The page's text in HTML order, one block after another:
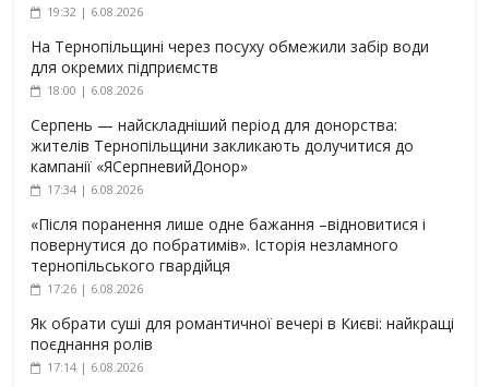
19:32 | 6.08.2026
На Тернопільщині через посуху обмежили забір води
для окремих підприємств
18:00 | 6.08.2026
Серпень — найскладніший період для донорства:
жителів Тернопільщини закликають долучитися до
кампанії «ЯСерпневийДонор»
17:34 | 6.08.2026
«Після поранення лише одне бажання –відновитися і
повернутися до побратимів». Історія незламного
тернопільського гвардійця
17:26 | 6.08.2026
Як обрати суші для романтичної вечері в Києві: найкращі
поєднання ролів
17:14 | 6.08.2026